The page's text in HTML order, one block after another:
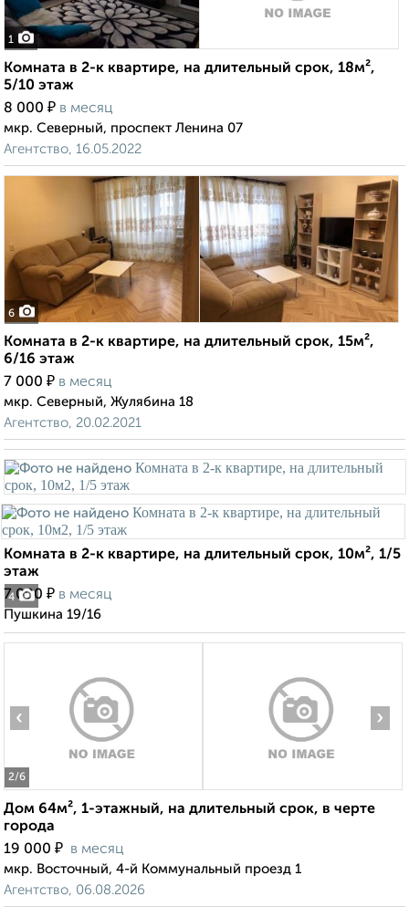
1
Комната в 2-к квартире, на длительный срок, 18м²,
5/10 этаж
8 000 ₽ в месяц
мкр. Северный, проспект Ленина 07
Агентство, 16.05.2022
6
Комната в 2-к квартире, на длительный срок, 15м²,
6/16 этаж
7 000 ₽ в месяц
мкр. Северный, Жулябина 18
Агентство, 20.02.2021
4
Комната в 2-к квартире, на длительный срок, 10м², 1/5
этаж
7 000 ₽ в месяц
Пушкина 19/16
2/6
‹ ›
Дом 64м², 1-этажный, на длительный срок, в черте
города
19 000 ₽ в месяц
мкр. Восточный, 4-й Коммунальный проезд 1
Агентство, 06.08.2026